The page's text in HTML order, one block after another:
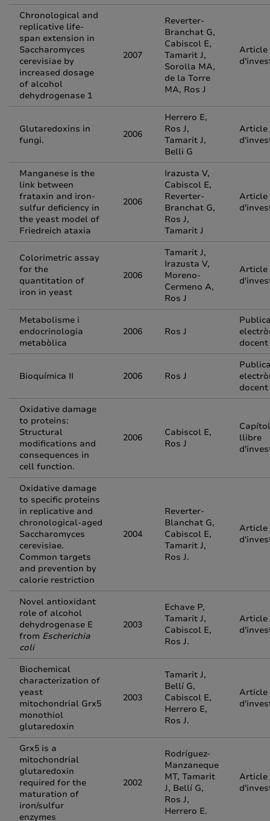
Chronological and
replicative life-
span extension in
Saccharomyces
cerevisiae by
increased dosage
of alcohol
dehydrogenase 1
2007
Reverter-
Branchat G,
Cabiscol E,
Tamarit J,
Sorolla MA,
de la Torre
MA, Ros J
Article
Glutaredoxins in
fungi.
2006
Herrero E,
Ros J,
Tamarit J,
Belli G
Article
Manganese is the
link between
frataxin and iron-
sulfur deficiency in
the yeast model of
Friedreich ataxia
2006
Irazusta V,
Cabiscol E,
Reverter-
Branchat G,
Ros J,
Tamarit J
Article
Colorimetric assay
for the
quantitation of
iron in yeast
2006
Tamarit J,
Irazusta V,
Moreno-
Cermeno A,
Ros J
Article
Metabolisme i
endocrinologia
metabòlica
2006 Ros J
docent
Bioquímica II 2006 Ros J
docent
Oxidative damage
to proteins:
Structural
modifications and
consequences in
cell function.
2006
Cabiscol E,
Ros J
llibre
Oxidative damage
to specific proteins
in replicative and
chronological-aged
Saccharomyces
cerevisiae.
Common targets
and prevention by
calorie restriction
2004
Reverter-
Blanchat G,
Cabiscol E,
Tamarit J,
Ros J.
Article
Novel antioxidant
role of alcohol
dehydrogenase E
from Escherichia
coli
2003
Echave P,
Tamarit J,
Cabiscol E,
Ros J.
Article
Biochemical
characterization of
yeast
mitochondrial Grx5
monothiol
glutaredoxin
2003
Tamarit J,
Bellí G,
Cabiscol E,
Herrero E,
Ros J.
Article
Grx5 is a
mitochondrial
glutaredoxin
required for the
maturation of
iron/sulfur
enzymes
2002
Rodríguez-
Manzaneque
MT, Tamarit
J, Bellí G,
Ros J,
Herrero E.
Article